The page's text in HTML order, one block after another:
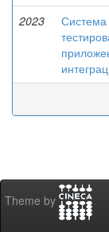
2023
Система
Theme by